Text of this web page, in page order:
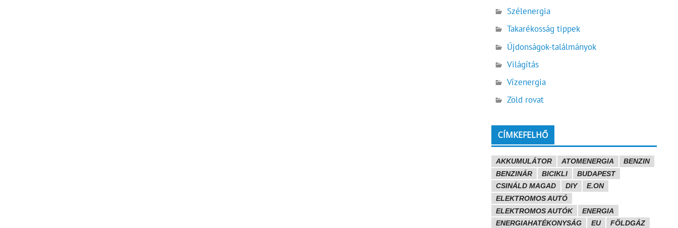
Szélenergia
Takarékosság tippek
Újdonságok-találmányok
Világítás
Vízenergia
Zöld rovat
CÍMKEFELHŐ
AKKUMULÁTOR ATOMENERGIA
BENZIN
BENZINÁR
BICIKLI
BUDAPEST
CSINÁLD MAGAD
DIY
E.ON
ELEKTROMOS AUTÓ
ELEKTROMOS AUTÓK
ENERGIA
ENERGIAHATÉKONYSÁG
EU
FÖLDGÁZ